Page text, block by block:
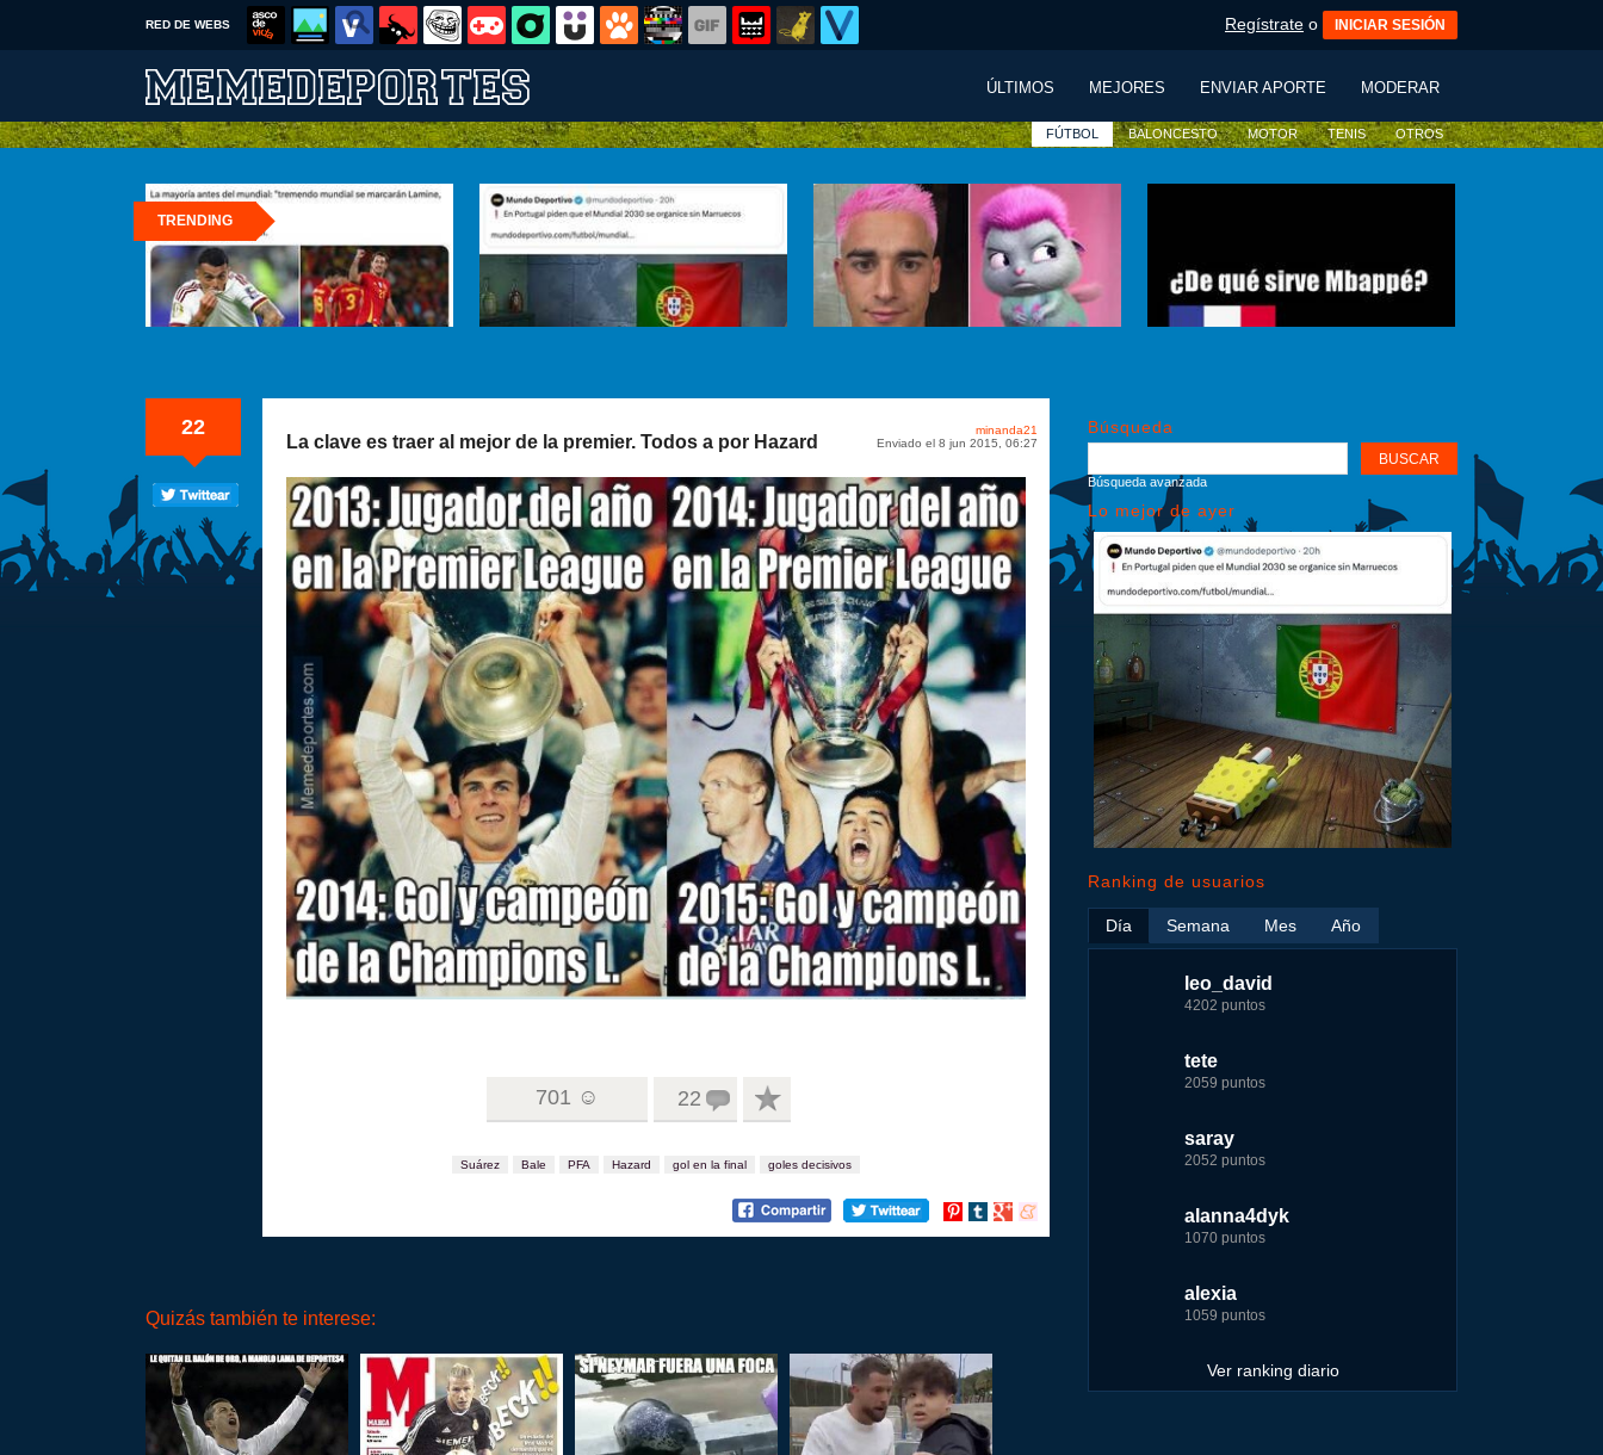
RED DE WEBS Regístrate o INICIAR SESIÓN
ÚLTIMOS MEJORES ENVIAR APORTE MODERAR
FÚTBOL BALONCESTO MOTOR TENIS OTROS
TRENDING
22
minanda21
Enviado el 8 jun 2015, 06:27
La clave es traer al mejor de la premier. Todos a por Hazard
701 ☺ 22
Suárez Bale PFA Hazard gol en la final goles decisivos
Compartir
Compartir
Compartir
Compartir
Quizás también te interese:
Búsqueda
Búsqueda avanzada
Lo mejor de ayer
Ranking de usuarios
Día
leo_david
4202 puntos
tete
2059 puntos
saray
2052 puntos
alanna4dyk
1070 puntos
alexia
1059 puntos
Ver ranking diario
Semana
leo_david
21926 puntos
fer
7229 puntos
tete
6233 puntos
123dale
5192 puntos
saray
5183 puntos
Mes
leo_david
33385 puntos
jeremy_malpieu
15444 puntos
tete
8301 puntos
123dale
8290 puntos
fer
8283 puntos
Año
nomedigas
339916 puntos
jeremy_malpieu
263186 puntos
Baba
252929 puntos
john
244881 puntos
fer
236750 puntos